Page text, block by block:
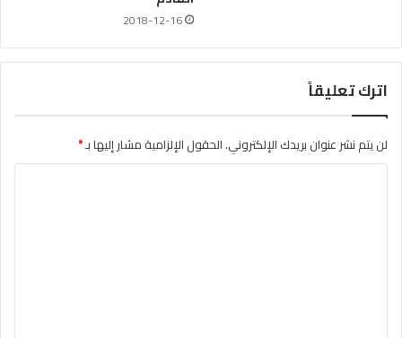
2018-12-16
اترك تعليقاً
لن يتم نشر عنوان بريدك الإلكتروني.الحقول الإلزامية مشار إليها بـ*